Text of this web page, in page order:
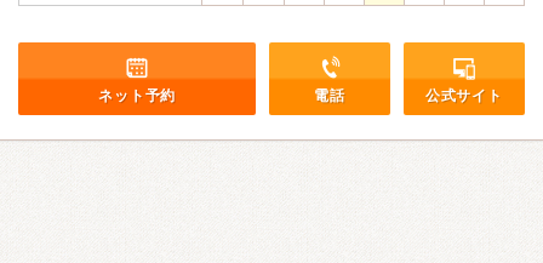
ネット予約 電話 公式サイト